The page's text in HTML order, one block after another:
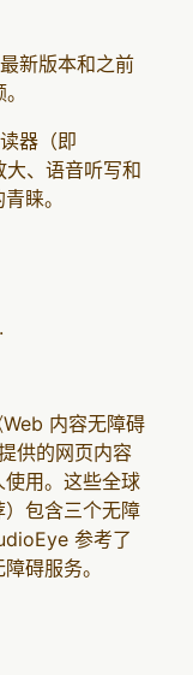
新版本和之前
器（即
、语音听写和
睐。
.
内容无障碍
供的网页内容
用。这些全球
包含三个无障
参考了
碍服务。